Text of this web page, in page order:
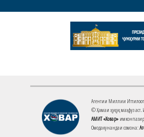
Агентии Миллии
© Ҳамаи ҳуқуқ маҳфуз аст.
АМИТ «Ховар» имконпазир
Омодакунандаи сомона: